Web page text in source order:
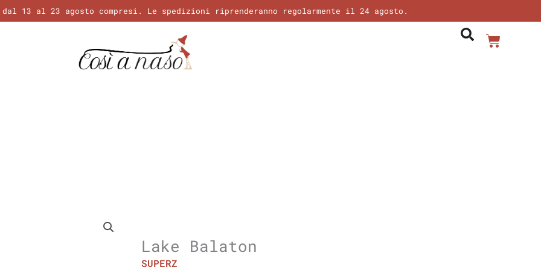
13 al 23 agosto compresi. Le spedizioni riprenderanno regolarmente il 24 agosto.
Lake Balaton
SUPERZ